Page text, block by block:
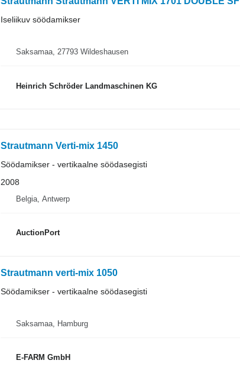
Iseliikuv söödamikser
Saksamaa, 27793 Wildeshausen
Heinrich Schröder Landmaschinen KG
Strautmann Verti-mix 1450
Söödamikser - vertikaalne söödasegisti
2008
Belgia, Antwerp
AuctionPort
Strautmann verti-mix 1050
Söödamikser - vertikaalne söödasegisti
Saksamaa, Hamburg
E-FARM GmbH